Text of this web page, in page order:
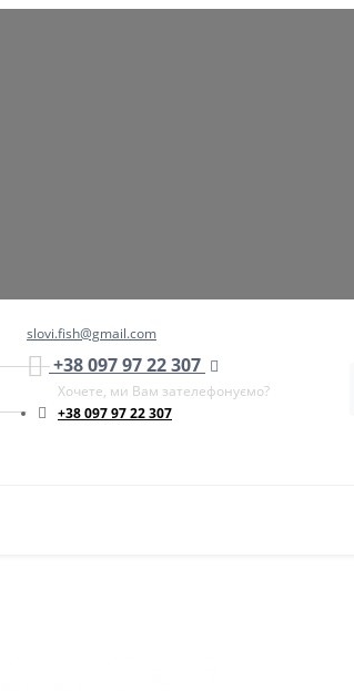
slovi.fish@gmail.com
+38 097 97 22 307
Хочете, ми Вам зателефонуємо?
+38 097 97 22 307